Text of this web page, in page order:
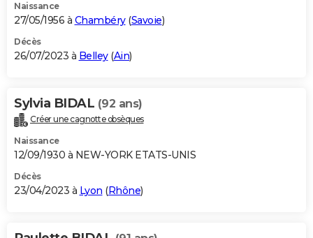
Naissance
27/05/1956 à Chambéry(Savoie)
Décès
26/07/2023 à Belley(Ain)
Sylvia BIDAL (92 ans)
Créer une cagnotte obsèques
Naissance
12/09/1930 à NEW-YORK ETATS-UNIS
Décès
23/04/2023 à Lyon (Rhône)